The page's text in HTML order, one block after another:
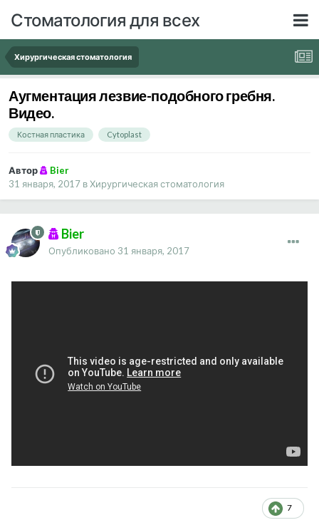
Стоматология для всех
Хирургическая стоматология
Аугментация лезвие-подобного гребня.
Видео.
Костная пластика Cytoplast
Автор
Bier
31 января, 2017 вХирургическая стоматология
Bier
Опубликовано 31 января, 2017
7